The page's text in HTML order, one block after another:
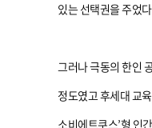
있는 선택권을 주었
그러나 극동의 한인
정도였고 후세대 교
소비에트쿠스’형 인